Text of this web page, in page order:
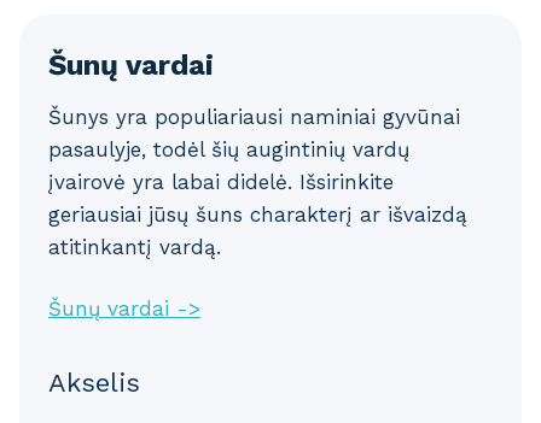
Šunų vardai
Šunys yra populiariausi naminiai gyvūnai
pasaulyje, todėl šių augintinių vardų
įvairovė yra labai didelė. Išsirinkite
geriausiai jūsų šuns charakterį ar išvaizdą
atitinkantį vardą.
Šunų vardai ->
Akselis